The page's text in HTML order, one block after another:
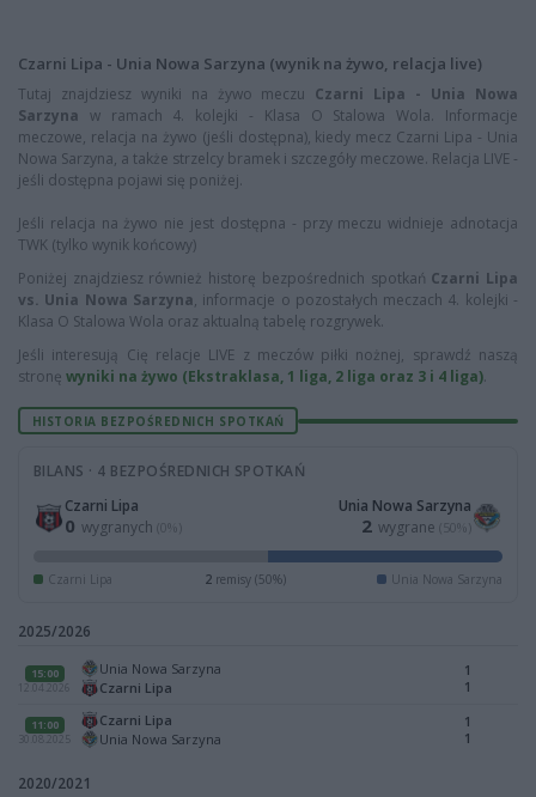
Czarni Lipa - Unia Nowa Sarzyna (wynik na żywo, relacja live)
Tutaj znajdziesz wyniki na żywo meczu Czarni Lipa - Unia Nowa
Sarzyna w ramach 4. kolejki - Klasa O Stalowa Wola. Informacje
meczowe, relacja na żywo (jeśli dostępna), kiedy mecz Czarni Lipa - Unia
Nowa Sarzyna, a także strzelcy bramek i szczegóły meczowe. Relacja LIVE -
jeśli dostępna pojawi się poniżej.
Jeśli relacja na żywo nie jest dostępna - przy meczu widnieje adnotacja
TWK (tylko wynik końcowy)
Poniżej znajdziesz również historę bezpośrednich spotkań Czarni Lipa
vs. Unia Nowa Sarzyna, informacje o pozostałych meczach 4. kolejki -
Klasa O Stalowa Wola oraz aktualną tabelę rozgrywek.
Jeśli interesują Cię relacje LIVE z meczów piłki nożnej, sprawdź naszą
stronę wyniki na żywo (Ekstraklasa, 1 liga, 2 liga oraz 3 i 4 liga).
HISTORIA BEZPOŚREDNICH SPOTKAŃ
BILANS · 4 BEZPOŚREDNICH SPOTKAŃ
Czarni Lipa
0 wygranych (0%)
Unia Nowa Sarzyna
2 wygrane (50%)
Czarni Lipa 2remisy (50%) Unia Nowa Sarzyna
2025/2026
15:00
12.04.2026
Unia Nowa Sarzyna
Czarni Lipa
1
1
11:00
30.08.2025
Czarni Lipa
Unia Nowa Sarzyna
1
1
2020/2021